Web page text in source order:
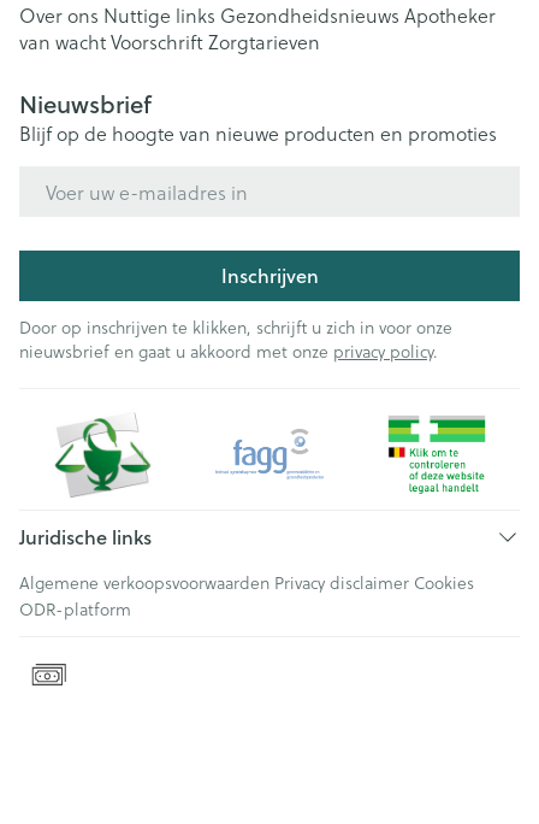
Over ons Nuttige links Gezondheidsnieuws Apotheker
van wachtVoorschriftZorgtarieven
Nieuwsbrief
Blijf op de hoogte van nieuwe producten en promoties
Inschrijven
Door op inschrijven te klikken, schrijft u zich in voor onze
nieuwsbrief en gaat u akkoord met onze privacy policy.
Juridische links
Algemene verkoopsvoorwaarden Privacy disclaimer Cookies
ODR-platform